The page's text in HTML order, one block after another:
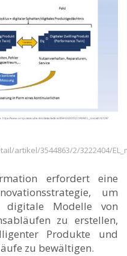
artikel/3544863/2/3222404/
erfordert eine
um
digitale Modelle von
zu erstellen,
Produkte und
zu bewältigen.